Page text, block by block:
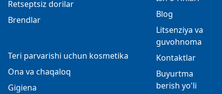
Retseptsiz dorilar
Brendlar
Teri parvarishi uchun kosmetika
Ona va chaqaloq
Gigiena
Blog
Litsenziya va
guvohnoma
Kontaktlar
Buyurtma
berish yo'li